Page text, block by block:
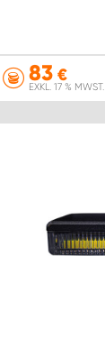
83 €
EXKL. 17 % MWST.